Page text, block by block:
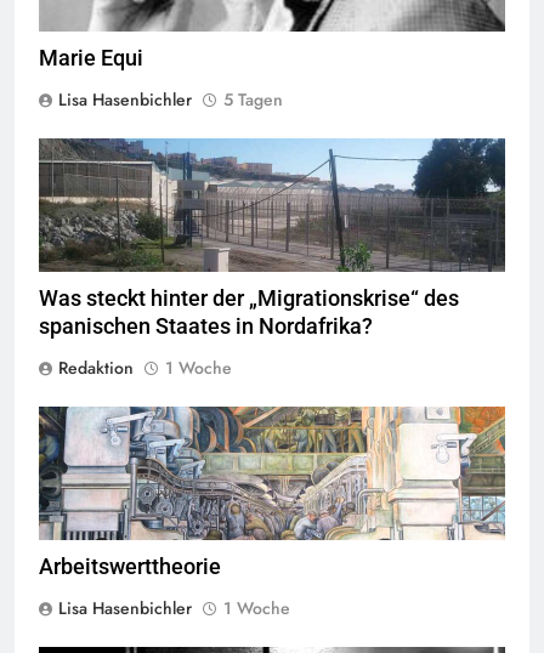
Marie Equi
Lisa Hasenbichler
5 Tagen
Valla de la Frontera zwischen Ceuta und Marokko.Quelle©
Xemenendura, CA-
BY-SA-3.0
Was steckt hinter der „Migrationskrise“ des
spanischen Staates in Nordafrika?
Redaktion
1 Woche
Das Gemälde des mexikanischen Kommunisten Diego Rivera
entstand als Teil einer Serie von 27 Freskos, erstellt zwischen 1932
und 1933, welche die Industrie der Ford Motor Compani in Detroit
zeigen.Quelle© flickr, cdshockCC-BY-SA-2.0
Arbeitswerttheorie
Lisa Hasenbichler
1 Woche